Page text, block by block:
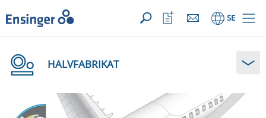
DIN FÖRFRÅGAN ({{productCount}} Products)Öppna
Hem SE
Öppna
favoriter
HALVFABRIKAT